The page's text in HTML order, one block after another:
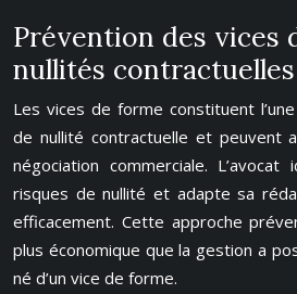
Prévention des vices
nullités contractuelles
Les vices de forme constituent
de nullité contractuelle et peuvent
négociation commerciale.
risques de nullité et adapte sa
efficacement. Cette approche
plus économique que la gestion a
né d’un vice de forme.